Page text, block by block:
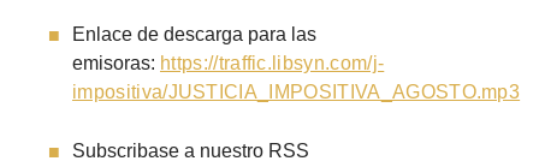
Enlace de descarga para las
emisoras: https://traffic.libsyn.com/j-
impositiva/JUSTICIA_IMPOSITIVA_AGOSTO.mp3
Subscribase a nuestro RSS